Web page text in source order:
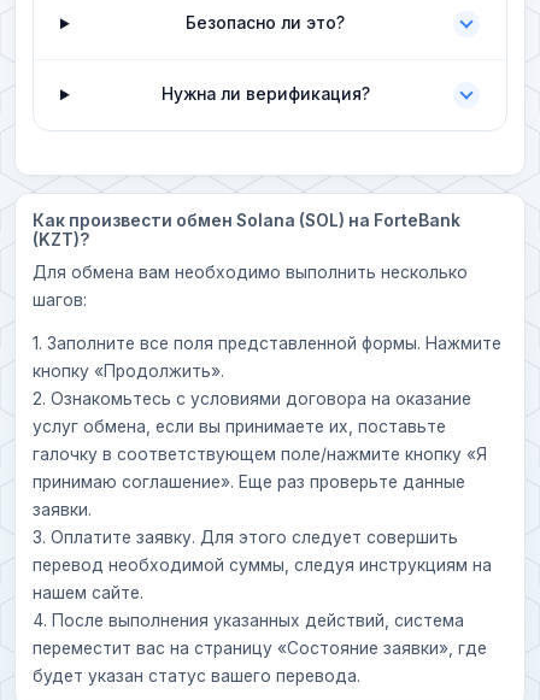
Безопасно ли это?
Нужна ли верификация?
Как произвести обмен Solana (SOL) на ForteBank
(KZT)?
Для обмена вам необходимо выполнить несколько
шагов:
1. Заполните все поля представленной формы. Нажмите
кнопку «Продолжить».
2. Ознакомьтесь с условиями договора на оказание
услуг обмена, если вы принимаете их, поставьте
галочку в соответствующем поле/нажмите кнопку «Я
принимаю соглашение». Еще раз проверьте данные
заявки.
3. Оплатите заявку. Для этого следует совершить
перевод необходимой суммы, следуя инструкциям на
нашем сайте.
4. После выполнения указанных действий, система
переместит вас на страницу «Состояние заявки», где
будет указан статус вашего перевода.